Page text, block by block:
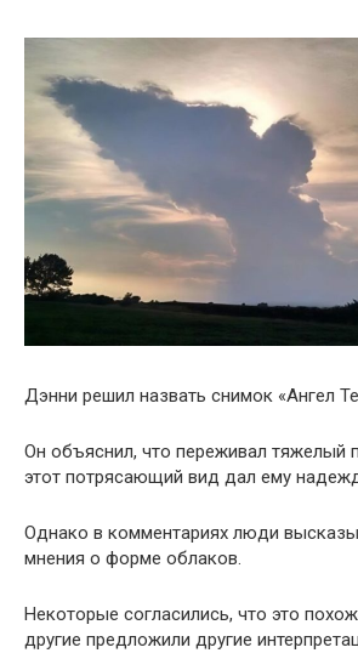
Дэнни решил назвать снимок «Ангел
Он объяснил, что переживал тяжелый
этот потрясающий вид дал ему
Однако в комментариях люди
мнения о форме облаков.
Некоторые согласились, что это
другие предложили другие